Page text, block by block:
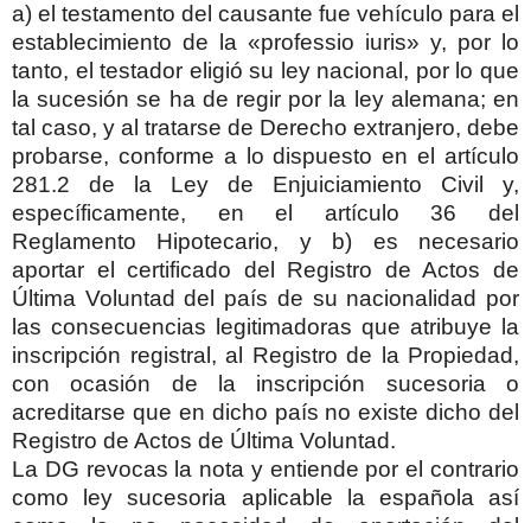
a) el testamento del causante fue vehículo para el
establecimiento de la «professio iuris» y, por lo
tanto, el testador eligió su ley nacional, por lo que
la sucesión se ha de regir por la ley alemana; en
tal caso, y al tratarse de Derecho extranjero, debe
probarse, conforme a lo dispuesto en el artículo
281.2 de la Ley de Enjuiciamiento Civil y,
específicamente, en el artículo 36 del
Reglamento Hipotecario, y b) es necesario
aportar el certificado del Registro de Actos de
Última Voluntad del país de su nacionalidad por
las consecuencias legitimadoras que atribuye la
inscripción registral, al Registro de la Propiedad,
con ocasión de la inscripción sucesoria o
acreditarse que en dicho país no existe dicho del
Registro de Actos de Última Voluntad.
La DG revocas la nota y entiende por el contrario
como ley sucesoria aplicable la española así